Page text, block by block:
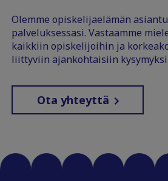
Olemme opiskelijaelämän
palveluksessasi. Vastaamme
kaikkiin opiskelijoihin ja
liittyviin ajankohtaisiin
Ota yhteyttä